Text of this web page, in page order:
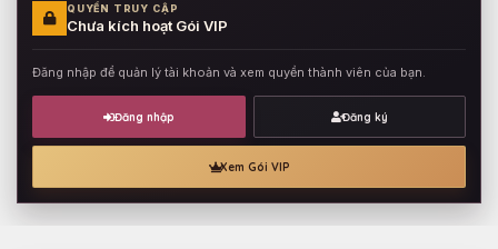
QUYỀN TRUY CẬP
Chưa kích hoạt Gói VIP
Đăng nhập để quản lý tài khoản và xem quyền thành viên của bạn.
Đăng nhập Đăng ký
Xem Gói VIP